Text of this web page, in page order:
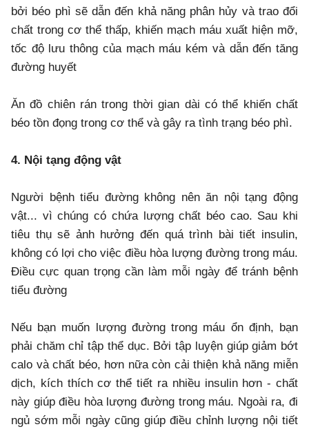
bởi béo phì sẽ dẫn đến khả năng phân hủy và trao đổi
chất trong cơ thể thấp, khiến mạch máu xuất hiện mỡ,
tốc độ lưu thông của mạch máu kém và dẫn đến tăng
đường huyết
Ăn đồ chiên rán trong thời gian dài có thể khiến chất
béo tồn đọng trong cơ thể và gây ra tình trạng béo phì.
4. Nội tạng động vật
Người bệnh tiểu đường không nên ăn nội tạng động
vật... vì chúng có chứa lượng chất béo cao. Sau khi
tiêu thụ sẽ ảnh hưởng đến quá trình bài tiết insulin,
không có lợi cho việc điều hòa lượng đường trong máu.
Điều cực quan trọng cần làm mỗi ngày để tránh bệnh
tiểu đường
Nếu bạn muốn lượng đường trong máu ổn định, bạn
phải chăm chỉ tập thể dục. Bởi tập luyện giúp giảm bớt
calo và chất béo, hơn nữa còn cải thiện khả năng miễn
dịch, kích thích cơ thể tiết ra nhiều insulin hơn - chất
này giúp điều hòa lượng đường trong máu. Ngoài ra, đi
ngủ sớm mỗi ngày cũng giúp điều chỉnh lượng nội tiết